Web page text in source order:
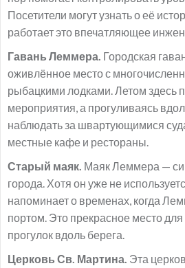
Посетители могут узнать о её
работает это впечатляющее
Гавань Леммера. Городская
оживлённое место с
рыбацкими лодками. Летом здесь
мероприятия, а прогуливаясь
наблюдать за швартующимися
местные кафе и рестораны.
Старый маяк. Маяк Леммера —
города. Хотя он уже не
напоминает о временах, когда
портом. Это прекрасное место
прогулок вдоль берега.
Церковь Св. Мартина. Эта